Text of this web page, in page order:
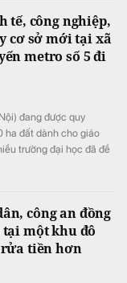
tế, công nghiệp,
cơ sở mới tại xã
metro số 5 đi
đang được quy
ha đất dành cho giáo
trường đại học đã đề
công an đồng
một khu đô
tiền hơn